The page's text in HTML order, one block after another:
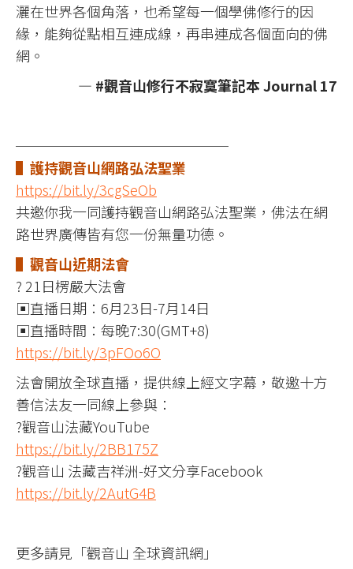
灑在世界各個角落，也希望每一個學佛修行的因
緣，能夠從點相互連成線，再串連成各個面向的佛
網。
— #觀音山修行不寂寞筆記本 Journal 17
───────────────
▌護持觀音山網路弘法聖業
https://bit.ly/3cgSeOb
共邀你我一同護持觀音山網路弘法聖業，佛法在網
路世界廣傳皆有您一份無量功德。
▌觀音山近期法會
? 21日楞嚴大法會
▣直播日期：6月23日-7月14日
▣直播時間：每晚7:30(GMT+8)
https://bit.ly/3pFOo6O
法會開放全球直播，提供線上經文字幕，敬邀十方
善信法友一同線上參與：
?觀音山法藏YouTube
https://bit.ly/2BB175Z
?觀音山 法藏吉祥洲-好文分享Facebook
https://bit.ly/2AutG4B
更多請見「觀音山 全球資訊網」